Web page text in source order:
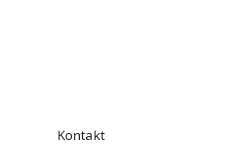
Kontakt